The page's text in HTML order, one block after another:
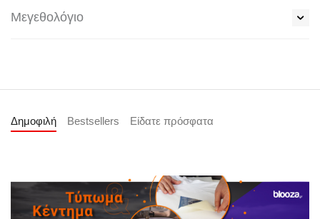
Μεγεθολόγιο
Δημοφιλή Bestsellers Είδατε πρόσφατα